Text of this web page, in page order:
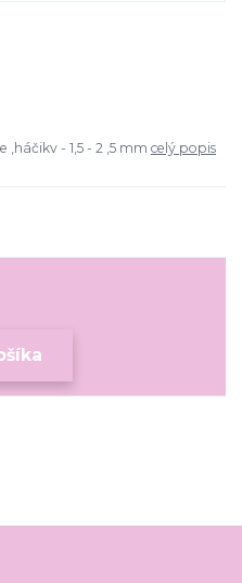
,háčikv - 1,5 - 2 ,5 mm celý popis